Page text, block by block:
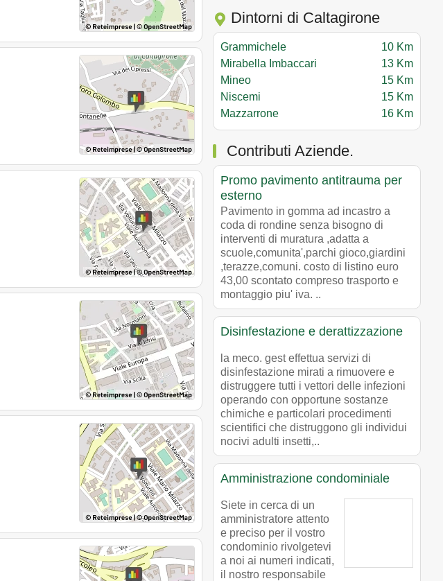
Dintorni di Caltagirone
Grammichele
10 Km
Mirabella Imbaccari
13 Km
Mineo
15 Km
Niscemi
15 Km
Mazzarrone
16 Km
Contributi Aziende.
Promo pavimento antitrauma per
esterno
Pavimento in gomma ad incastro a
coda di rondine senza bisogno di
interventi di muratura ,adatta a
scuole,comunita',parchi gioco,giardini
,terazze,comuni. costo di listino euro
43,00 scontato compreso trasporto e
montaggio piu' iva. ..
Disinfestazione e derattizzazione
la meco. gest effettua servizi di
disinfestazione mirati a rimuovere e
distruggere tutti i vettori delle infezioni
operando con opportune sostanze
chimiche e particolari procedimenti
scientifici che distruggono gli individui
nocivi adulti insetti,..
Amministrazione condominiale
Siete in cerca di un
amministratore attento
e preciso per il vostro
condominio rivolgetevi
a noi ai numeri indicati,
il nostro responsabile